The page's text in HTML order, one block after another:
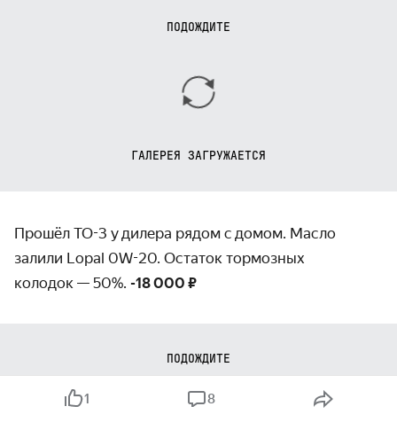
ПОДОЖДИТЕ
ГАЛЕРЕЯ ЗАГРУЖАЕТСЯ
Прошёл ТО-3 у дилера рядом с домом. Масло
залили Lopal 0W-20. Остаток тормозных
колодок — 50%. -18 000 ₽
ПОДОЖДИТЕ
1 8